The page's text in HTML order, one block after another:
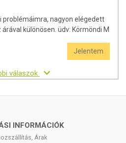
problémáimra, nagyon elégedett
különösen. üdv: Körmöndi M
Jelentem
válaszok
INFORMÁCIÓK
Árak